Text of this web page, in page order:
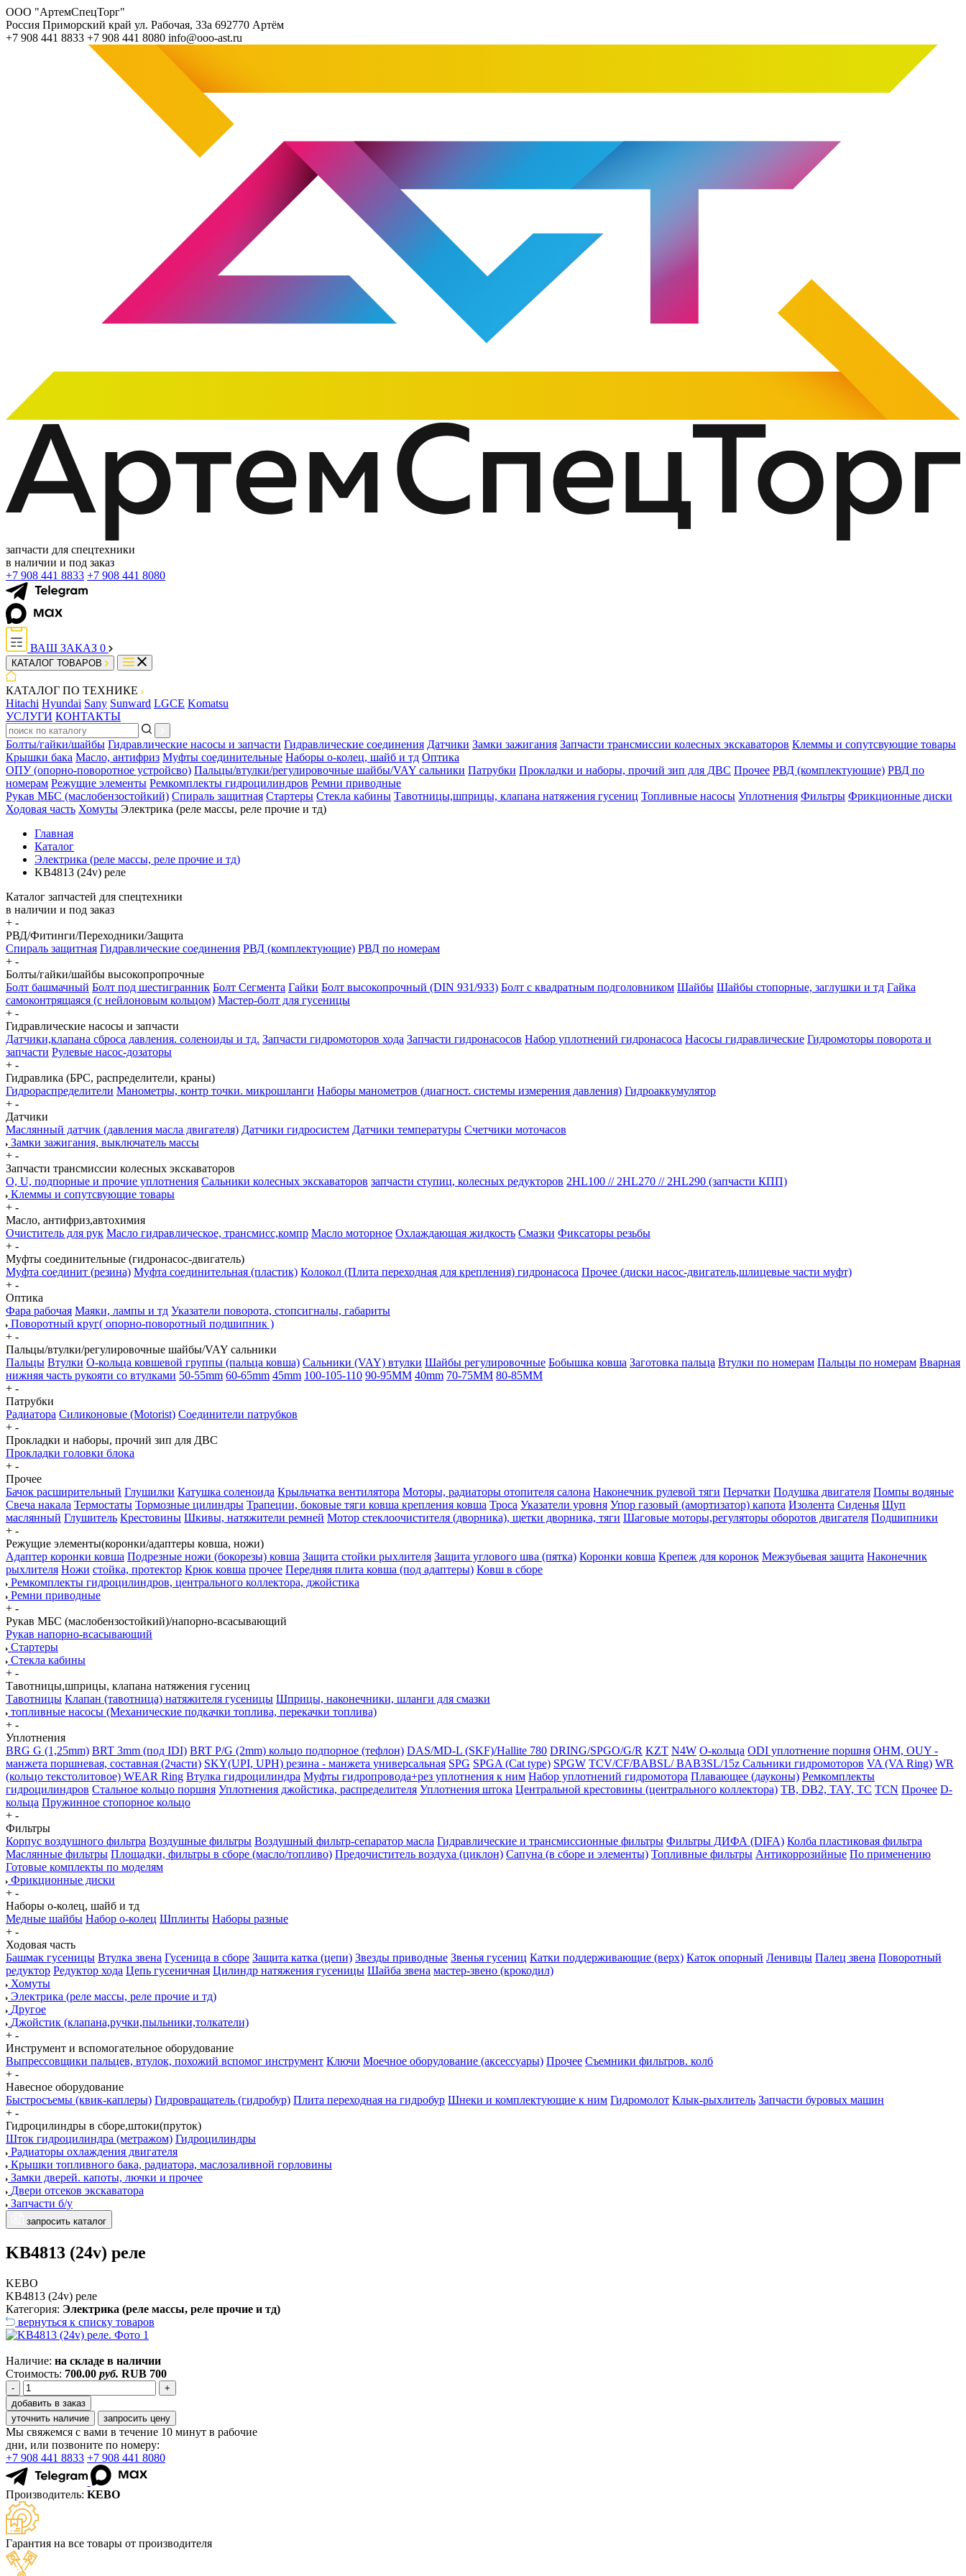
ООО "АртемСпецТорг"
Россия Приморский край ул. Рабочая, 33а 692770 Артём
+7 908 441 8833 +7 908 441 8080 info@ooo-ast.ru
запчасти для спецтехники
в наличии и под заказ
+7 908 441 8833 +7 908 441 8080
ВАШ ЗАКАЗ 0
КАТАЛОГ ТОВАРОВ
КАТАЛОГ ПО ТЕХНИКЕ
Hitachi Hyundai Sany Sunward LGCE Komatsu
УСЛУГИ КОНТАКТЫ
Болты/гайки/шайбы Гидравлические насосы и запчасти Гидравлические соединения Датчики Замки зажигания Запчасти трансмиссии колесных экскаваторов Клеммы и сопутсвующие товары
Крышки бака Масло, антифриз Муфты соединительные Наборы о-колец, шайб и тд Оптика
ОПУ (опорно-поворотное устройсво) Пальцы/втулки/регулировочные шайбы/VAY сальники Патрубки Прокладки и наборы, прочий зип для ДВС Прочее РВД (комплектующие) РВД по
номерам Режущие элементы Ремкомплекты гидроцилиндров Ремни приводные
Рукав МБС (маслобензостойкий) Спираль защитная Стартеры Стекла кабины Тавотницы,шприцы, клапана натяжения гусениц Топливные насосы Уплотнения Фильтры Фрикционные диски
Ходовая часть Хомуты Электрика (реле массы, реле прочие и тд)
Главная
Каталог
Электрика (реле массы, реле прочие и тд)
KB4813 (24v) реле
Каталог запчастей для спецтехники
в наличии и под заказ
+ -
РВД/Фитинги/Переходники/Защита
Спираль защитная Гидравлические соединения РВД (комплектующие) РВД по номерам
+ -
Болты/гайки/шайбы высокопропрочные
Болт башмачный Болт под шестигранник Болт Сегмента Гайки Болт высокопрочный (DIN 931/933) Болт с квадратным подголовником Шайбы Шайбы стопорные, заглушки и тд Гайка
самоконтрящаяся (с нейлоновым кольцом) Мастер-болт для гусеницы
+ -
Гидравлические насосы и запчасти
Датчики,клапана сброса давления. соленоиды и тд. Запчасти гидромоторов хода Запчасти гидронасосов Набор уплотнений гидронасоса Насосы гидравлические Гидромоторы поворота и
запчасти Рулевые насос-дозаторы
+ -
Гидравлика (БРС, распределители, краны)
Гидрораспределители Манометры, контр точки. микрошланги Наборы манометров (диагност. системы измерения давления) Гидроаккумулятор
+ -
Датчики
Маслянный датчик (давления масла двигателя) Датчики гидросистем Датчики температуры Счетчики моточасов
Замки зажигания, выключатель массы
+ -
Запчасти трансмиссии колесных экскаваторов
О, U, подпорные и прочие уплотнения Сальники колесных экскаваторов запчасти ступиц, колесных редукторов 2HL100 // 2HL270 // 2HL290 (запчасти КПП)
Клеммы и сопутсвующие товары
+ -
Масло, антифриз,автохимия
Очиститель для рук Масло гидравлическое, трансмисс,компр Масло моторное Охлаждающая жидкость Смазки Фиксаторы резьбы
+ -
Муфты соединительные (гидронасос-двигатель)
Муфта соединит (резина) Муфта соединительная (пластик) Колокол (Плита переходная для крепления) гидронасоса Прочее (диски насос-двигатель,шлицевые части муфт)
+ -
Оптика
Фара рабочая Маяки, лампы и тд Указатели поворота, стопсигналы, габариты
Поворотный круг( опорно-поворотный подшипник )
+ -
Пальцы/втулки/регулировочные шайбы/VAY сальники
Пальцы Втулки О-кольца ковшевой группы (пальца ковша) Сальники (VAY) втулки Шайбы регулировочные Бобышка ковша Заготовка пальца Втулки по номерам Пальцы по номерам Вварная
нижняя часть рукояти со втулками 50-55mm 60-65mm 45mm 100-105-110 90-95MM 40mm 70-75MM 80-85MM
+ -
Патрубки
Радиатора Силиконовые (Motorist) Соединители патрубков
+ -
Прокладки и наборы, прочий зип для ДВС
Прокладки головки блока
+ -
Прочее
Бачок расширительный Глушилки Катушка соленоида Крыльчатка вентилятора Моторы, радиаторы отопителя салона Наконечник рулевой тяги Перчатки Подушка двигателя Помпы водяные
Свеча накала Термостаты Тормозные цилиндры Трапеции, боковые тяги ковша крепления ковша Троса Указатели уровня Упор газовый (амортизатор) капота Изолента Сиденья Щуп
маслянный Глушитель Крестовины Шкивы, натяжители ремней Мотор стеклоочистителя (дворника), щетки дворника, тяги Шаговые моторы,регуляторы оборотов двигателя Подшипники
+ -
Режущие элементы(коронки/адаптеры ковша, ножи)
Адаптер коронки ковша Подрезные ножи (бокорезы) ковша Защита стойки рыхлителя Защита углового шва (пятка) Коронки ковша Крепеж для коронок Межзубьевая защита Наконечник
рыхлителя Ножи стойка, протектор Крюк ковша прочее Передняя плита ковша (под адаптеры) Ковш в сборе
Ремкомплекты гидроцилиндров, центрального коллектора, джойстика
Ремни приводные
+ -
Рукав МБС (маслобензостойкий)/напорно-всасывающий
Рукав напорно-всасывающий
Стартеры
Стекла кабины
+ -
Тавотницы,шприцы, клапана натяжения гусениц
Тавотницы Клапан (тавотница) натяжителя гусеницы Шприцы, наконечники, шланги для смазки
топливные насосы (Механические подкачки топлива, перекачки топлива)
+ -
Уплотнения
BRG G (1,25mm) BRT 3mm (под IDI) BRT P/G (2mm) кольцо подпорное (тефлон) DAS/MD-L (SKF)/Hallite 780 DRING/SPGO/G/R KZT N4W O-кольца ODI уплотнение поршня OHM, OUY -
манжета поршневая, составная (2части) SKY(UPI, UPH) резина - манжета универсальная SPG SPGA (Cat type) SPGW TCV/CF/BABSL/ BAB3SL/15z Сальники гидромоторов VA (VA Ring) WR
(кольцо текстолитовое) WEAR Ring Втулка гидроцилиндра Муфты гидропровода+рез уплотнения к ним Набор уплотнений гидромотора Плавающее (дауконы) Ремкомплекты
гидроцилиндров Стальное кольцо поршня Уплотнения джойстика, распределителя Уплотнения штока Центральной крестовины (центрального коллектора) TB, DB2, TAY, TC TCN Прочее D-
кольца Пружинное стопорное кольцо
+ -
Фильтры
Корпус воздушного фильтра Воздушные фильтры Воздушный фильтр-сепаратор масла Гидравлические и трансмиссионные фильтры Фильтры ДИФА (DIFA) Колба пластиковая фильтра
Маслянные фильтры Площадки, фильтры в сборе (масло/топливо) Предочиститель воздуха (циклон) Сапуна (в сборе и элементы) Топливные фильтры Антикоррозийные По применению
Готовые комплекты по моделям
Фрикционные диски
+ -
Наборы о-колец, шайб и тд
Медные шайбы Набор о-колец Шплинты Наборы разные
+ -
Ходовая часть
Башмак гусеницы Втулка звена Гусеница в сборе Защита катка (цепи) Звезды приводные Звенья гусениц Катки поддерживающие (верх) Каток опорный Ленивцы Палец звена Поворотный
редуктор Редуктор хода Цепь гусеничная Цилиндр натяжения гусеницы Шайба звена мастер-звено (крокодил)
Хомуты
Электрика (реле массы, реле прочие и тд)
Другое
Джойстик (клапана,ручки,пыльники,толкатели)
+ -
Инструмент и вспомогательное оборудование
Выпрессовщики пальцев, втулок, похожий вспомог инструмент Ключи Моечное оборудование (аксессуары) Прочее Съемники фильтров. колб
+ -
Навесное оборудование
Быстросъемы (квик-каплеры) Гидровращатель (гидробур) Плита переходная на гидробур Шнеки и комплектующие к ним Гидромолот Клык-рыхлитель Запчасти буровых машин
+ -
Гидроцилиндры в сборе,штоки(пруток)
Шток гидроцилиндра (метражом) Гидроцилиндры
Радиаторы охлаждения двигателя
Крышки топливного бака, радиатора, маслозаливной горловины
Замки дверей. капоты, лючки и прочее
Двери отсеков экскаватора
Запчасти б/у
запросить каталог
KB4813 (24v) реле
KEBO
KB4813 (24v) реле
Категория: Электрика (реле массы, реле прочие и тд)
вернуться к списку товаров
Наличие: на складе в наличии
Стоимость: 700.00 руб. RUB 700
-
+
добавить в заказ
уточнить наличие
запросить цену
Мы свяжемся с вами в течение 10 минут в рабочие
дни, или позвоните по номеру:
+7 908 441 8833 +7 908 441 8080
Производитель: KEBO
Гарантия на все товары от производителя